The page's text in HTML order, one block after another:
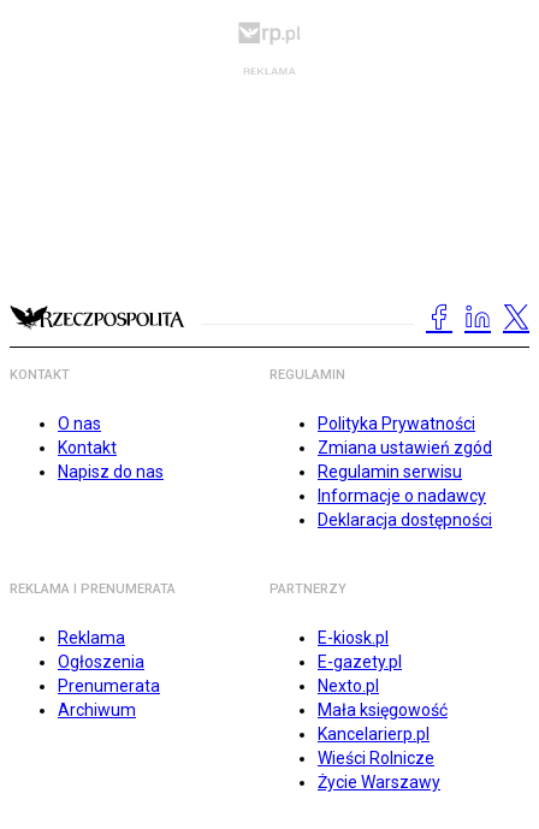
KONTAKT
O nas
Kontakt
Napisz do nas
REGULAMIN
Polityka Prywatności
Zmiana ustawień zgód
Regulamin serwisu
Informacje o nadawcy
Deklaracja dostępności
REKLAMA I PRENUMERATA
Reklama
Ogłoszenia
Prenumerata
Archiwum
PARTNERZY
E-kiosk.pl
E-gazety.pl
Nexto.pl
Mała księgowość
Kancelarierp.pl
Wieści Rolnicze
Życie Warszawy